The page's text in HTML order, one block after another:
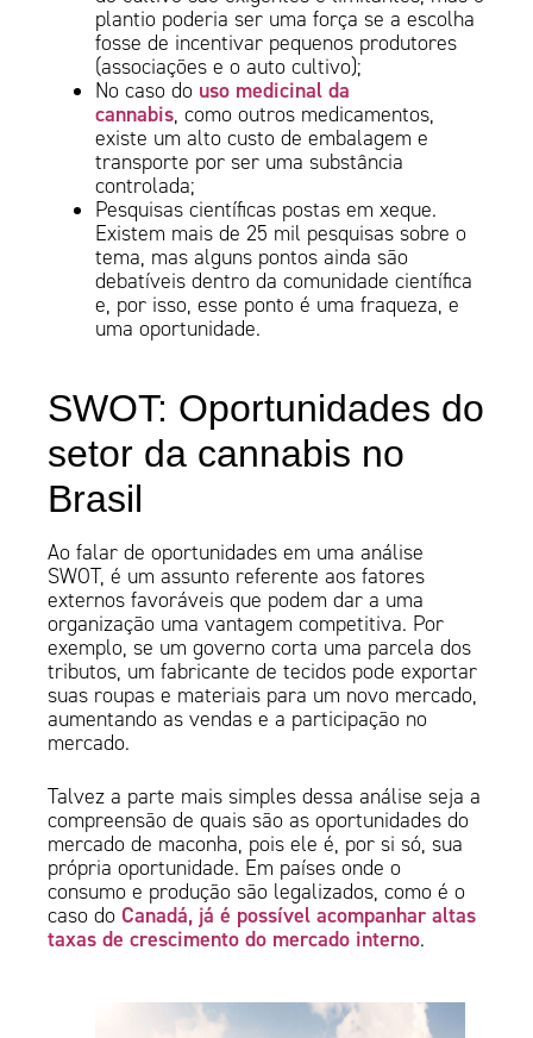
plantio poderia ser uma força se a escolha
fosse de incentivar pequenos produtores
(associações e o auto cultivo);
No caso do uso medicinal da
cannabis, como outros medicamentos,
existe um alto custo de embalagem e
transporte por ser uma substância
controlada;
Pesquisas científicas postas em xeque.
Existem mais de 25 mil pesquisas sobre o
tema, mas alguns pontos ainda são
debatíveis dentro da comunidade científica
e, por isso, esse ponto é uma fraqueza, e
uma oportunidade.
SWOT: Oportunidades do
setor da cannabis no
Brasil
Ao falar de oportunidades em uma análise
SWOT, é um assunto referente aos fatores
externos favoráveis que podem dar a uma
organização uma vantagem competitiva. Por
exemplo, se um governo corta uma parcela dos
tributos, um fabricante de tecidos pode exportar
suas roupas e materiais para um novo mercado,
aumentando as vendas e a participação no
mercado.
Talvez a parte mais simples dessa análise seja a
compreensão de quais são as oportunidades do
mercado de maconha, pois ele é, por si só, sua
própria oportunidade. Em países onde o
consumo e produção são legalizados, como é o
caso doCanadá, já é possível acompanhar altas
taxas de crescimento do mercado interno.